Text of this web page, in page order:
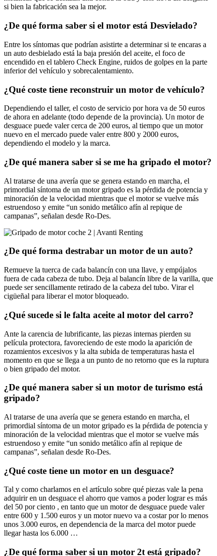
si bien la fabricación sea la mejor.
¿De qué forma saber si el motor está Desvielado?
Entre los síntomas que podrían asistirte a determinar si te encaras a
un auto desbielado está la baja presión del aceite, el foco de
encendido en el tablero Check Engine, ruidos de golpes en la parte
inferior del vehículo y sobrecalentamiento.
¿Qué coste tiene reconstruir un motor de vehículo?
Dependiendo el taller, el costo de servicio por hora va de 50 euros
de ahora en adelante (todo depende de la provincia). Un motor de
desguace puede valer cerca de 200 euros, al tiempo que un motor
nuevo en el mercado puede valer entre 800 y 2000 euros,
dependiendo el modelo y la marca.
¿De qué manera saber si se me ha gripado el motor?
Al tratarse de una avería que se genera estando en marcha, el
primordial síntoma de un motor gripado es la pérdida de potencia y
minoración de la velocidad mientras que el motor se vuelve más
estruendoso y emite “un sonido metálico afín al repique de
campanas”, señalan desde Ro-Des.
¿De qué forma destrabar un motor de un auto?
Remueve la tuerca de cada balancín con una llave, y empújalos
fuera de cada cabeza de tubo. Deja al balancín libre de la varilla, que
puede ser sencillamente retirado de la cabeza del tubo. Virar el
cigüeñal para liberar el motor bloqueado.
¿Qué sucede si le falta aceite al motor del carro?
Ante la carencia de lubrificante, las piezas internas pierden su
película protectora, favoreciendo de este modo la aparición de
rozamientos excesivos y la alta subida de temperaturas hasta el
momento en que se llega a un punto de no retorno que es la ruptura
o bien gripado del motor.
¿De qué manera saber si un motor de turismo está
gripado?
Al tratarse de una avería que se genera estando en marcha, el
primordial síntoma de un motor gripado es la pérdida de potencia y
minoración de la velocidad mientras que el motor se vuelve más
estruendoso y emite “un sonido metálico afín al repique de
campanas”, señalan desde Ro-Des.
¿Qué coste tiene un motor en un desguace?
Tal y como charlamos en el artículo sobre qué piezas vale la pena
adquirir en un desguace el ahorro que vamos a poder lograr es más
del 50 por ciento , en tanto que un motor de desguace puede valer
entre 600 y 1.500 euros y un motor nuevo va a costar por lo menos
unos 3.000 euros, en dependencia de la marca del motor puede
llegar hasta los 6.000 …
¿De qué forma saber si un motor 2t está gripado?